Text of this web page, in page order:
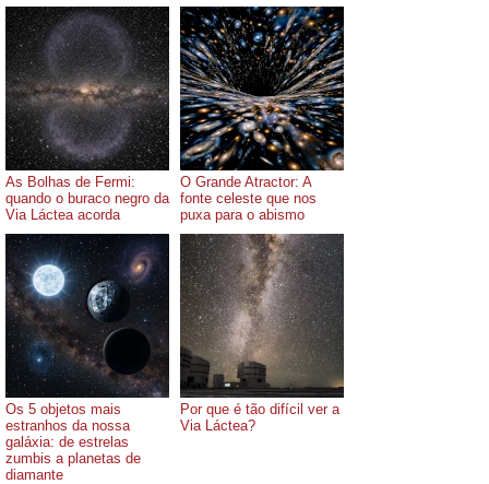
As Bolhas de Fermi:
quando o buraco negro da
Via Láctea acorda
O Grande Atractor: A
fonte celeste que nos
puxa para o abismo
Os 5 objetos mais
estranhos da nossa
galáxia: de estrelas
zumbis a planetas de
diamante
Por que é tão difícil ver a
Via Láctea?